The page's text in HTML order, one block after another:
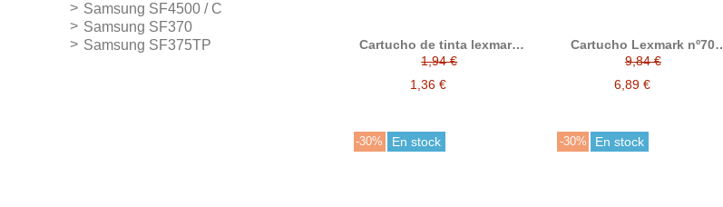
Samsung SF4500 / C
Samsung SF370
Samsung SF375TP
Cartucho de tinta lexmark
80 tricolor compatible a
original 012A1980E
1,94 €
1,36 €
Cartucho Lexmark nº70
negro compatible
012AX970E
9,84 €
6,89 €
-30% En stock -30% En stock